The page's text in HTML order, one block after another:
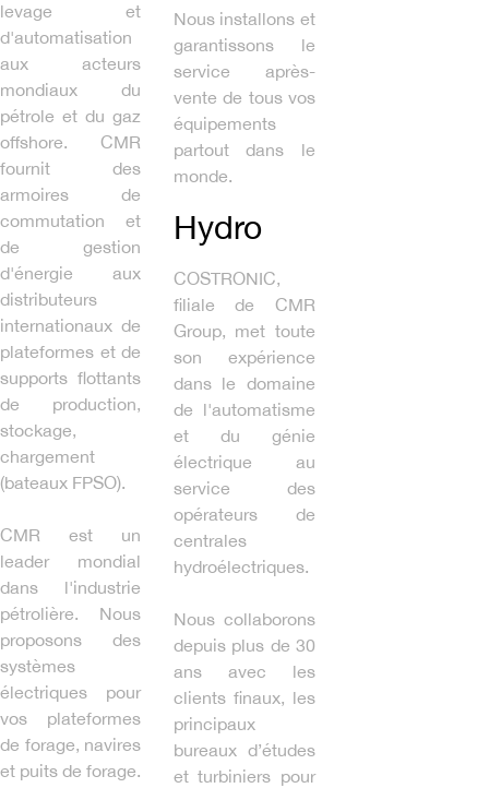
levage et
d'automatisation
aux acteurs
mondiaux du
pétrole et du gaz
offshore. CMR
fournit des
armoires de
commutation et
de gestion
d'énergie aux
distributeurs
internationaux de
plateformes et de
supports flottants
de production,
stockage,
chargement
(bateaux FPSO).
CMR est un
leader mondial
dans l'industrie
pétrolière. Nous
proposons des
systèmes
électriques pour
vos plateformes
de forage, navires
et puits de forage.
Nous installons et
garantissons le
service après-
vente de tous vos
équipements
partout dans le
monde.
Hydro
COSTRONIC,
filiale de CMR
Group, met toute
son expérience
dans le domaine
de l'automatisme
et du génie
électrique au
service des
opérateurs de
centrales
hydroélectriques.
Nous collaborons
depuis plus de 30
ans avec les
clients finaux, les
principaux
bureaux d’études
et turbiniers pour